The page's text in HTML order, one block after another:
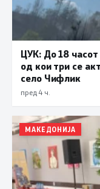
ЦУК: До 18
од кои три се
село Чифлик
пред 4 ч.
МАКЕДОНИЈА